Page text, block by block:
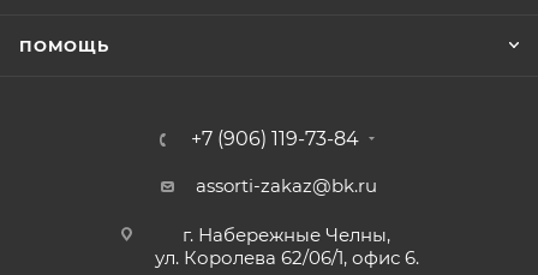
ПОМОЩЬ
+7 (906) 119-73-84
assorti-zakaz@bk.ru
г. Набережные Челны,
ул. Королева 62/06/1, офис 6.